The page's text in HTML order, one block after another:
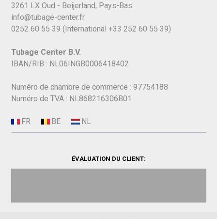
3261 LX Oud - Beijerland, Pays-Bas
info@tubage-center.fr
0252 60 55 39 (International +33 252 60 55 39)
Tubage Center B.V.
IBAN/RIB : NL06INGB0006418402
Numéro de chambre de commerce : 97754188
Numéro de TVA : NL868216306B01
ÉVALUATION DU CLIENT: